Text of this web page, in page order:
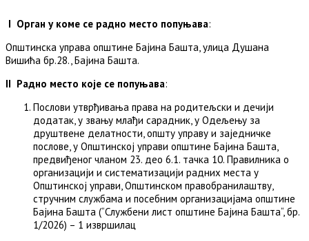
I Орган у коме се радно место попуњава:
Општинска управа општине Бајина Башта, улица Душана
Вишића бр.28., Бајина Башта.
II Радно место које се попуњава:
Послови утврђивања права на родитељски и дечији
додатaк, у звању млађи сарадник, у Одељењу за
друштвене делатности, општу управу и заједничке
послове, у Општинској управи општине Бајина Башта,
предвиђеног чланом 23. део 6.1. тачка 10. Правилника о
организацији и систематизацији радних места у
Општинској управи, Општинском правобранилаштву,
стручним службама и посебним организацијама општине
Бајина Башта (“Службени лист општине Бајина Башта“, бр.
1/2026) – 1 извршилац